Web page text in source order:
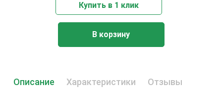
Купить в 1 клик
В корзину
Описание Характеристики Отзывы